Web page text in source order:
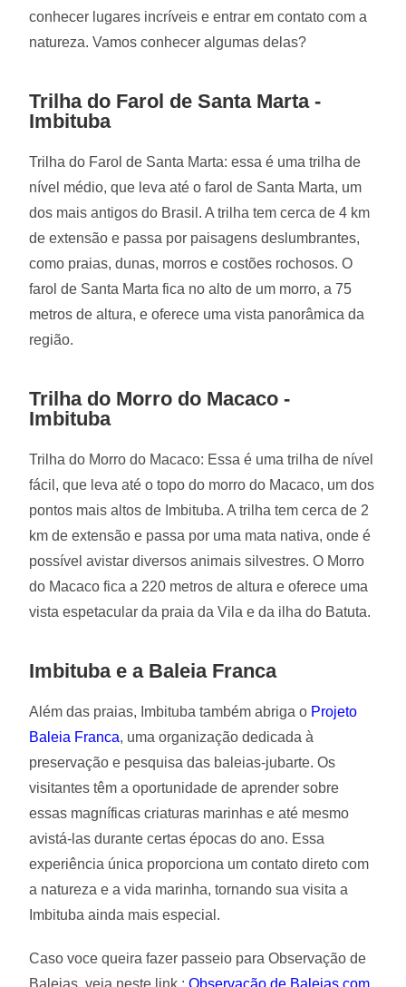
conhecer lugares incríveis e entrar em contato com a
natureza. Vamos conhecer algumas delas?
Trilha do Farol de Santa Marta -
Imbituba
Trilha do Farol de Santa Marta: essa é uma trilha de
nível médio, que leva até o farol de Santa Marta, um
dos mais antigos do Brasil. A trilha tem cerca de 4 km
de extensão e passa por paisagens deslumbrantes,
como praias, dunas, morros e costões rochosos. O
farol de Santa Marta fica no alto de um morro, a 75
metros de altura, e oferece uma vista panorâmica da
região.
Trilha do Morro do Macaco -
Imbituba
Trilha do Morro do Macaco: Essa é uma trilha de nível
fácil, que leva até o topo do morro do Macaco, um dos
pontos mais altos de Imbituba. A trilha tem cerca de 2
km de extensão e passa por uma mata nativa, onde é
possível avistar diversos animais silvestres. O Morro
do Macaco fica a 220 metros de altura e oferece uma
vista espetacular da praia da Vila e da ilha do Batuta.
Imbituba e a Baleia Franca
Além das praias, Imbituba também abriga o Projeto
Baleia Franca, uma organização dedicada à
preservação e pesquisa das baleias-jubarte. Os
visitantes têm a oportunidade de aprender sobre
essas magníficas criaturas marinhas e até mesmo
avistá-las durante certas épocas do ano. Essa
experiência única proporciona um contato direto com
a natureza e a vida marinha, tornando sua visita a
Imbituba ainda mais especial.
Caso voce queira fazer passeio para Observação de
Baleias, veja neste link : Observação de Baleias com